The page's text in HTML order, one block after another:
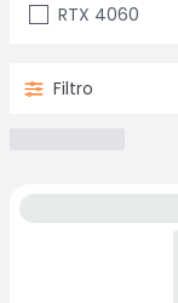
RTX 4060
Filtro